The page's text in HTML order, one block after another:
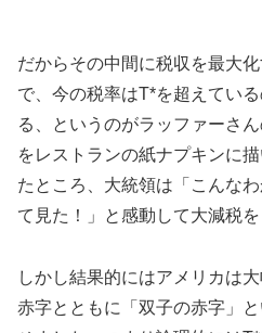
だからその中間に税収を最大
で、今の税率はT*を超えてい
る、というのがラッファーさ
をレストランの紙ナプキンに
たところ、大統領は「こんな
て見た！」と感動して大減税を
しかし結果的にはアメリカは
赤字とともに「双子の赤字」